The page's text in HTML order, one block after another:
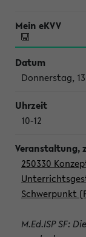
Donnerstag,
10-12
250330
Schwerpunkt
M.Ed.ISP SF: